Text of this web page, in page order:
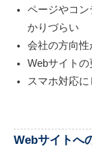
ページやコ
かりづらい
会社の方向性
Webサイト
スマホ対応
Webサイトへ